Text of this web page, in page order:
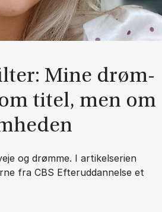
Mine drøm­
ti­tel, men om
og drømme. I artikelserien
fra CBS Efteruddannelse et